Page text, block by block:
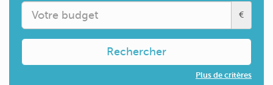
€
Rechercher
Plus de critères